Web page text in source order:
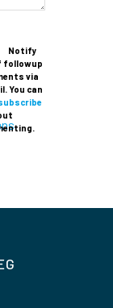
Notify
followup
via
You can